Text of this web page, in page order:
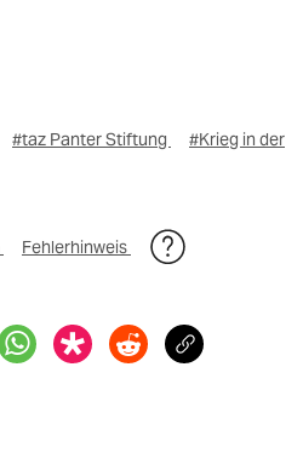
#taz Panter Stiftung
#Krieg in der
Fehlerhinweis